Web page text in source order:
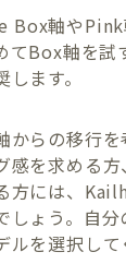
Box軸やPink
てBox軸を
ます。
からの移行
感を求める
方には、
しょう。自
を選択して